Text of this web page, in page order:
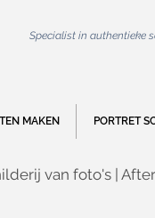
Specialist in authentieke
MAKEN PORTRET
van foto's |